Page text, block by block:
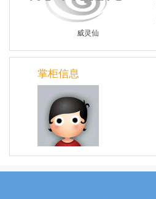
威灵仙
掌柜信息